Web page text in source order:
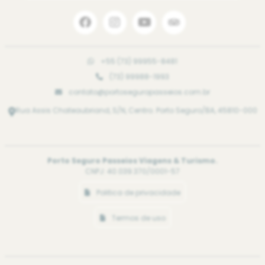
+55 (73) 99955-8481
contato@portoseguropasseios.com.br
Rua Assis Chateaubriand, S/N, Centro. Porto Seguro/BA, 45810-000
Porto Seguro Passeios Viagens & Turismo.
CNPJ: 40.039.370/0001-57
Politica de privacidade
Termos de uso